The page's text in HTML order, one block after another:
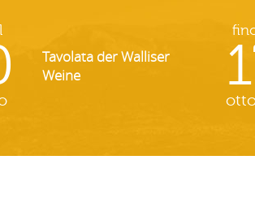
Tavolata der Walliser
Weine